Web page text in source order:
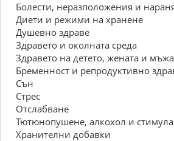
Болести, неразположения и
Диети и режими на хранене
Душевно здраве
Здравето и околната среда
Здравето на детето, жената и мъжа
Бременност и репродуктивно
Сън
Стрес
Отслабване
Тютюнопушене, алкохол и
Хранителни добавки